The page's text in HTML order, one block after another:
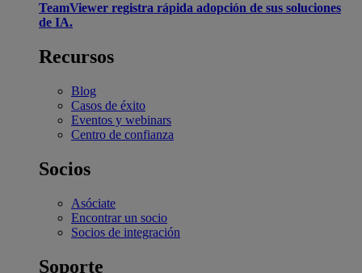
TeamViewer registra rápida adopción de sus soluciones
de IA.
Recursos
Blog
Casos de éxito
Eventos y webinars
Centro de confianza
Socios
Asóciate
Encontrar un socio
Socios de integración
Soporte